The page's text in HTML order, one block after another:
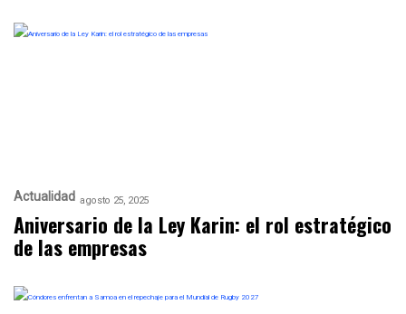
Actualidad agosto 25, 2025
Aniversario de la Ley Karin: el rol estratégico
de las empresas